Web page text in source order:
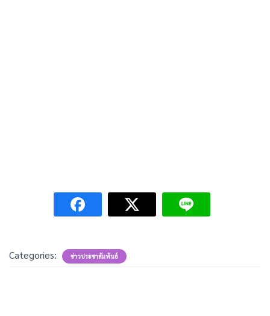
Categories: ข่าวประชาสัมพันธ์